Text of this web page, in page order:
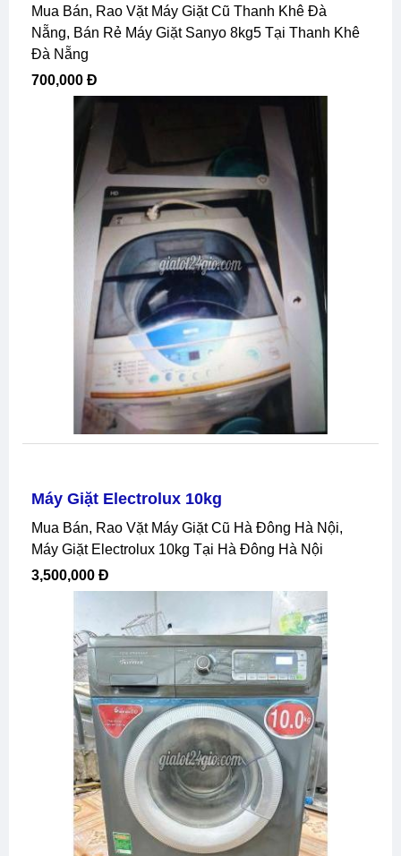
Mua Bán, Rao Vặt Máy Giặt Cũ Thanh Khê Đà
Nẵng, Bán Rẻ Máy Giặt Sanyo 8kg5 Tại Thanh Khê
Đà Nẵng
700,000 Đ
Máy Giặt Electrolux 10kg
Mua Bán, Rao Vặt Máy Giặt Cũ Hà Đông Hà Nội,
Máy Giặt Electrolux 10kg Tại Hà Đông Hà Nội
3,500,000 Đ